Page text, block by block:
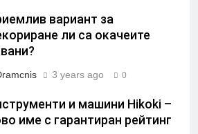
вариант за
ли са окачеите
3 years ago 0
и машини Hikoki –
име с гарантиран рейтинг